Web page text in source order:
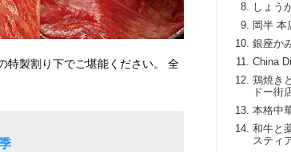
しょう
岡半 本
銀座か
China
鶏焼き
ドー街
本格中
和牛と
スティ
特製割り下でご堪能ください。 全